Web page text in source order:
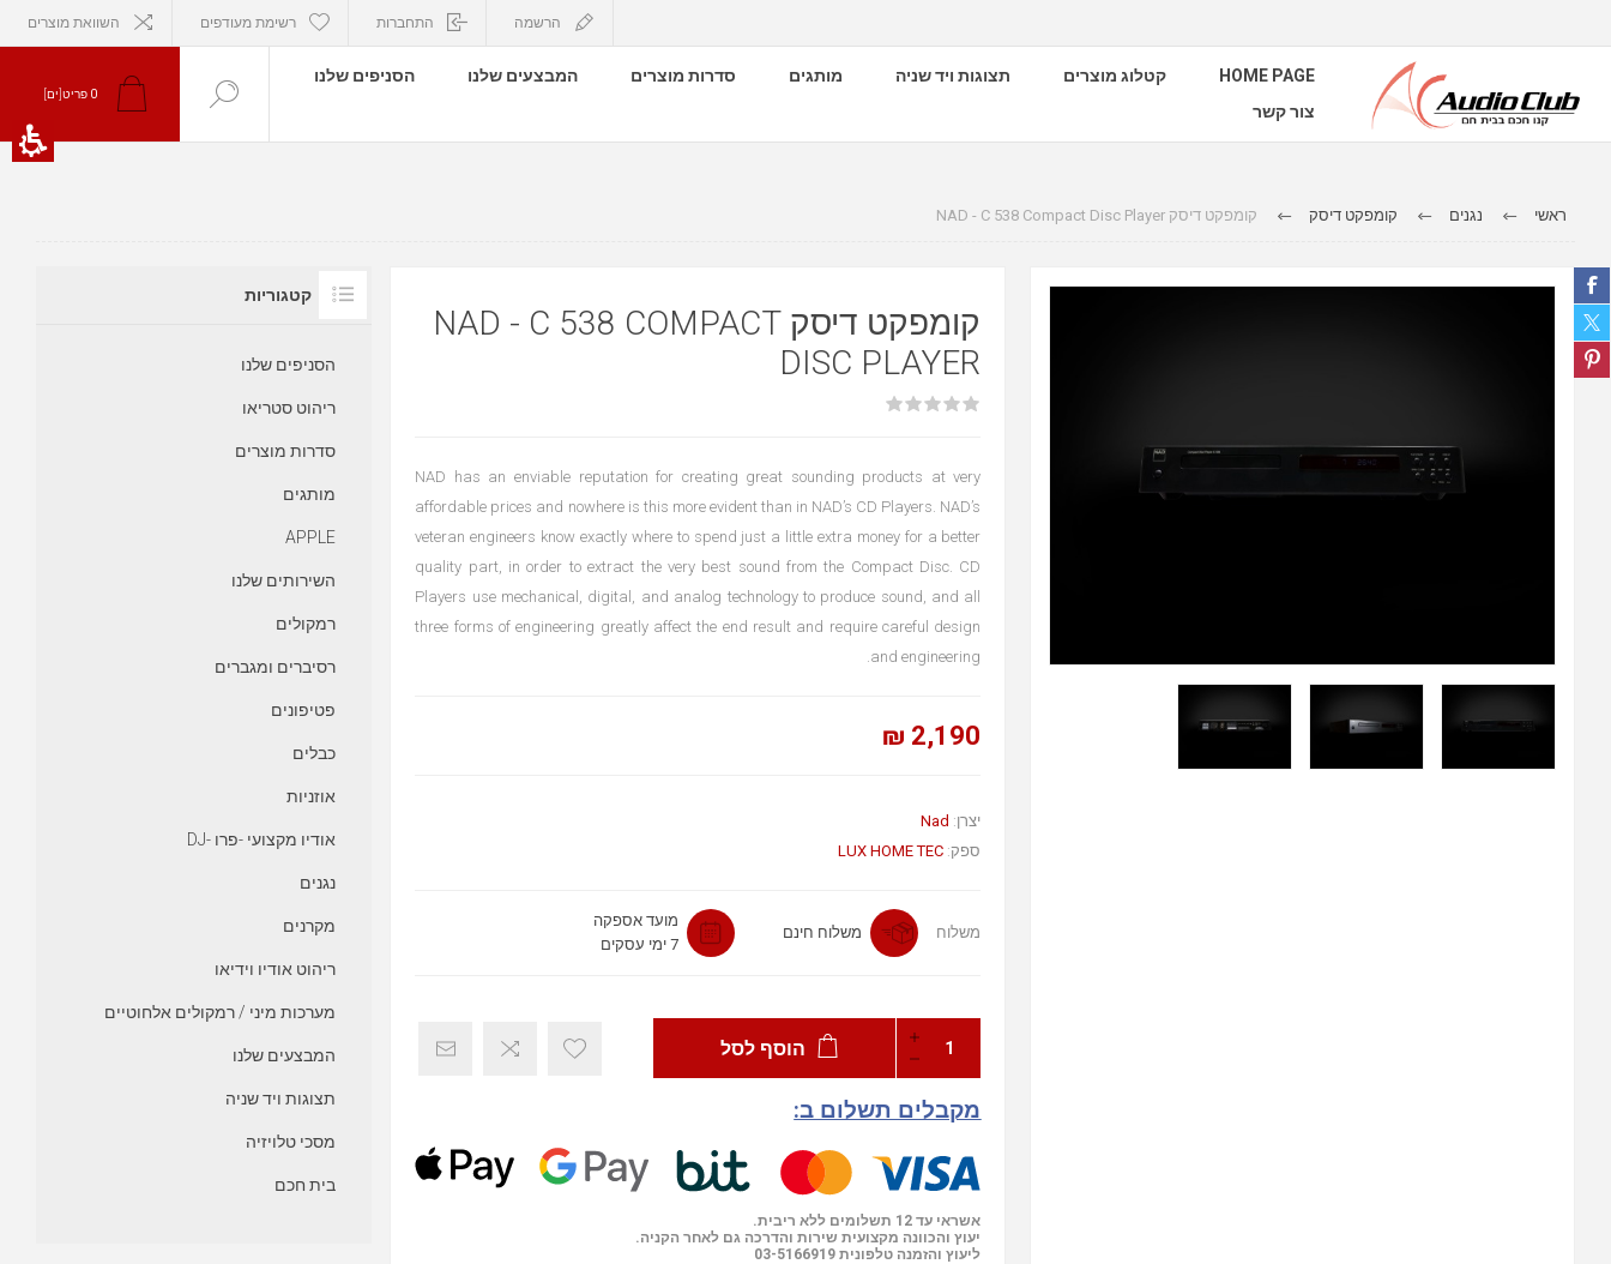
הרשמה התחברות רשימת מעודפים השוואת מוצרים
HOME PAGE קטלוג מוצרים תצוגות ויד שניה מותגים סדרות מוצרים המבצעים שלנו
הסניפים שלנו
צור קשר
0 פריט[ים]
ראשי נגנים קומפקט דיסק קומפקט דיסק NAD - C 538 Compact Disc Player
קומפקט דיסק NAD - C 538 COMPACT
DISC PLAYER
NAD has an enviable reputation for creating great sounding products at very
affordable prices and nowhere is this more evident than in NAD’s CD Players. NAD’s
veteran engineers know exactly where to spend just a little extra money for a better
quality part, in order to extract the very best sound from the Compact Disc. CD
Players use mechanical, digital, and analog technology to produce sound, and all
three forms of engineering greatly affect the end result and require careful design
and engineering.
2,190 ₪
יצרן: Nad
ספק: LUX HOME TEC
משלוח משלוח חינם
מועד אספקה
7 ימי עסקים
הוסף לסל
מקבלים תשלום ב:
אשראי עד 12 תשלומים ללא ריבית.
יעוץ והכוונה מקצועית שירות והדרכה גם לאחר הקניה.
ליעוץ והזמנה טלפונית 03-5166919
קטגוריות
הסניפים שלנו
ריהוט סטריאו
סדרות מוצרים
מותגים
APPLE
השירותים שלנו
רמקולים
רסיברים ומגברים
פטיפונים
כבלים
אוזניות
אודיו מקצועי -פרו -DJ
נגנים
מקרנים
ריהוט אודיו וידיאו
מערכות מיני / רמקולים אלחוטיים
המבצעים שלנו
תצוגות ויד שניה
מסכי טלויזיה
בית חכם